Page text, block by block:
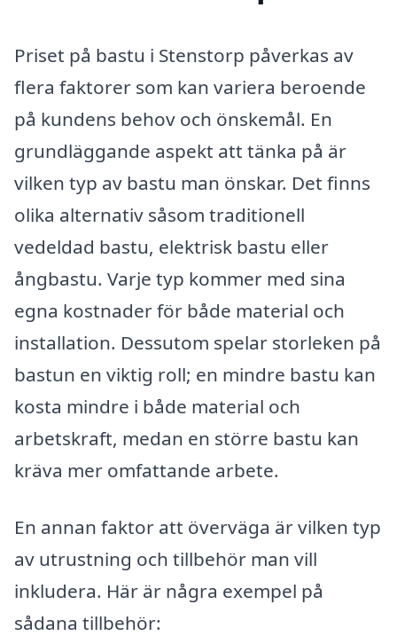
Priset på bastu i Stenstorp påverkas av
flera faktorer som kan variera beroende
på kundens behov och önskemål. En
grundläggande aspekt att tänka på är
vilken typ av bastu man önskar. Det finns
olika alternativ såsom traditionell
vedeldad bastu, elektrisk bastu eller
ångbastu. Varje typ kommer med sina
egna kostnader för både material och
installation. Dessutom spelar storleken på
bastun en viktig roll; en mindre bastu kan
kosta mindre i både material och
arbetskraft, medan en större bastu kan
kräva mer omfattande arbete.
En annan faktor att överväga är vilken typ
av utrustning och tillbehör man vill
inkludera. Här är några exempel på
sådana tillbehör: